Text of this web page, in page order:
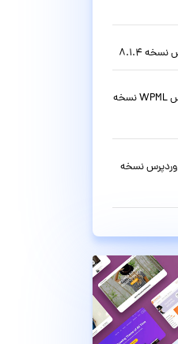
افزونه قدرتمند چند زبانه کردن سایت وردپرس WPML نسخه
افزونه ثبت نام و ورود شماره موبایل Digits وردپرس نسخه